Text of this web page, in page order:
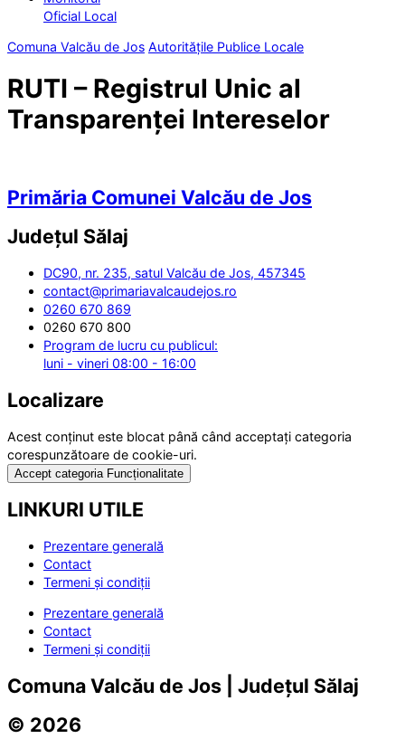
Oficial Local
Comuna Valcău de Jos Autoritățile Publice Locale
RUTI – Registrul Unic al
Transparenței Intereselor
Primăria Comunei Valcău de Jos
Județul Sălaj
DC90, nr. 235, satul Valcău de Jos, 457345
contact@primariavalcaudejos.ro
0260 670 869
0260 670 800
Program de lucru cu publicul:
luni - vineri 08:00 - 16:00
Localizare
Acest conținut este blocat până când acceptați categoria
corespunzătoare de cookie-uri.
Accept categoria Funcționalitate
LINKURI UTILE
Prezentare generală
Contact
Termeni și condiții
Prezentare generală
Contact
Termeni și condiții
Comuna Valcău de Jos | Județul Sălaj
© 2026